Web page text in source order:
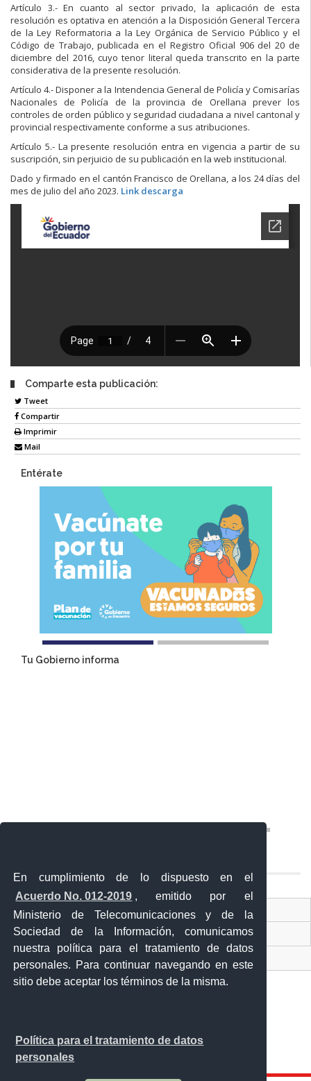
En cumplimiento de lo dispuesto en el
Acuerdo No. 012-2019 , emitido por el
Ministerio de Telecomunicaciones y de la
Sociedad de la Información, comunicamos
nuestra política para el tratamiento de datos
personales. Para continuar navegando en este
sitio debe aceptar los términos de la misma.
Política para el tratamiento de datos
personales
Artículo 3.- En cuanto al sector privado, la aplicación de esta
resolución es optativa en atención a la Disposición General Tercera
de la Ley Reformatoria a la Ley Orgánica de Servicio Público y el
Código de Trabajo, publicada en el Registro Oficial 906 del 20 de
diciembre del 2016, cuyo tenor literal queda transcrito en la parte
considerativa de la presente resolución.
Artículo 4.- Disponer a la Intendencia General de Policía y Comisarías
Nacionales de Policía de la provincia de Orellana prever los
controles de orden público y seguridad ciudadana a nivel cantonal y
provincial respectivamente conforme a sus atribuciones.
Artículo 5.- La presente resolución entra en vigencia a partir de su
suscripción, sin perjuicio de su publicación en la web institucional.
Dado y firmado en el cantón Francisco de Orellana, a los 24 días del
mes de julio del año 2023. Link descarga
Comparte esta publicación:
Tweet
Compartir
Imprimir
Mail
Entérate
Tu Gobierno informa
Contacto Ciudadano
Ventanilla Única de Comercio Exterior
Sistema Nacional de Información (SNI)
Calle 12 de febrero y Vicente Rocafuerte
Orellana - Ecuador